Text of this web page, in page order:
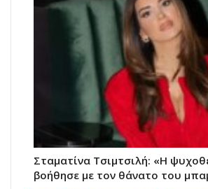
Σταματίνα Τσιμτσιλή: «Η
βοήθησε με τον θάνατο του